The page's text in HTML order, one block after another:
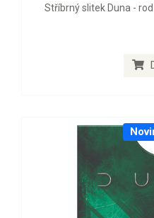
Stříbrný slitek Duna -